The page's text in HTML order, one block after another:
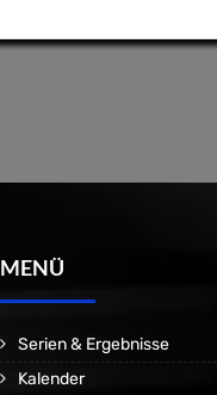
MENÜ
Serien & Ergebnisse
Kalender